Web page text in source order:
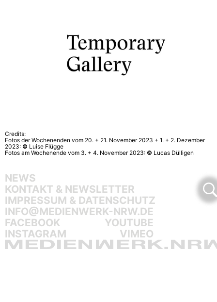
Credits:
Fotos der Wochenenden vom 20. + 21. November 2023 + 1. + 2. Dezember
2023: © Luise Flügge
Fotos am Wochenende vom 3. + 4. November 2023: © Lucas Dülligen
NEWS
KONTAKT & NEWSLETTER
IMPRESSUM & DATENSCHUTZ
INFO@MEDIENWERK-NRW.DE
FACEBOOK
YOUTUBE
INSTAGRAM
VIMEO